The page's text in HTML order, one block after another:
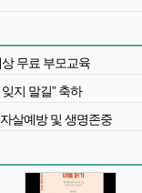
상 무료 부모교육
지 말길” 축하
살예방 및 생명존중